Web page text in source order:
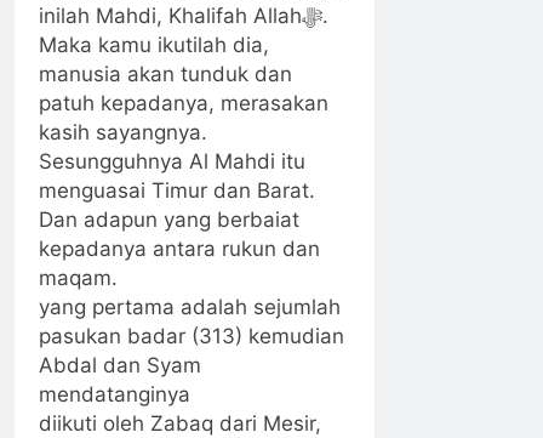
inilah Mahdi, Khalifah Allahﷻ.
Maka kamu ikutilah dia,
manusia akan tunduk dan
patuh kepadanya, merasakan
kasih sayangnya.
Sesungguhnya Al Mahdi itu
menguasai Timur dan Barat.
Dan adapun yang berbaiat
kepadanya antara rukun dan
maqam.
yang pertama adalah sejumlah
pasukan badar (313) kemudian
Abdal dan Syam
mendatanginya
diikuti oleh Zabaq dari Mesir,